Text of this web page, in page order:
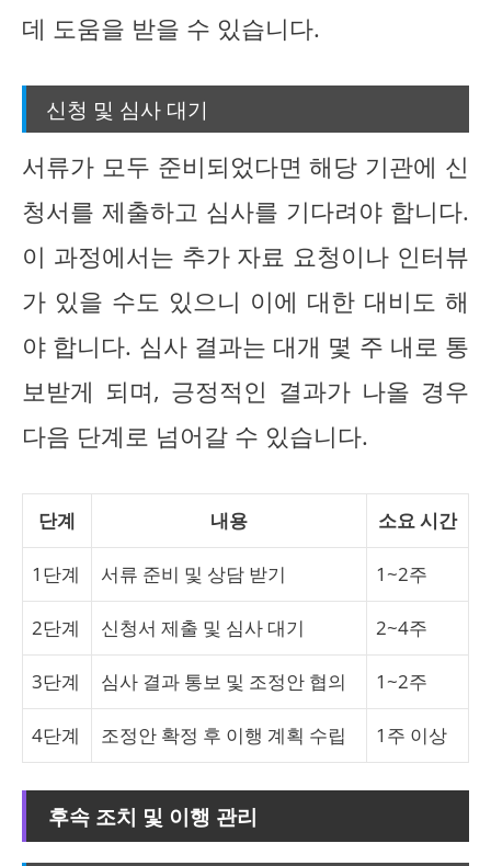
데 도움을 받을 수 있습니다.
신청 및 심사 대기
서류가 모두 준비되었다면 해당 기관에 신
청서를 제출하고 심사를 기다려야 합니다.
이 과정에서는 추가 자료 요청이나 인터뷰
가 있을 수도 있으니 이에 대한 대비도 해
야 합니다. 심사 결과는 대개 몇 주 내로 통
보받게 되며, 긍정적인 결과가 나올 경우
다음 단계로 넘어갈 수 있습니다.
단계 내용 소요 시간
1단계 서류 준비 및 상담 받기 1~2주
2단계 신청서 제출 및 심사 대기 2~4주
3단계 심사 결과 통보 및 조정안 협의 1~2주
4단계 조정안 확정 후 이행 계획 수립 1주 이상
후속 조치 및 이행 관리